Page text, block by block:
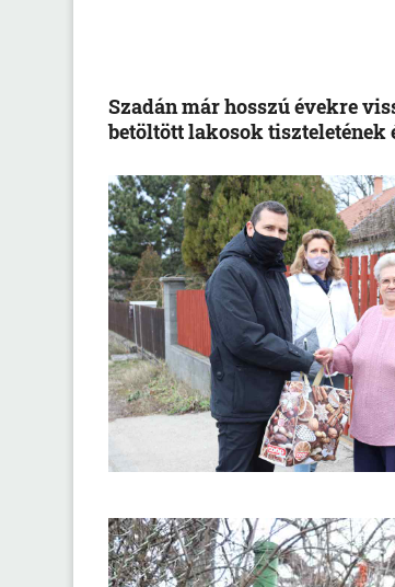
Szadán már hosszú évekre
betöltött lakosok tiszteletének